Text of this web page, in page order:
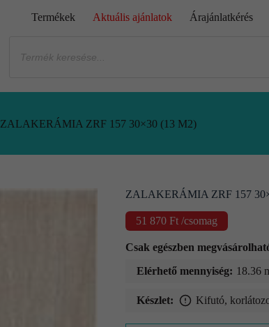
Termékek Aktuális ajánlatok Árajánlatkérés
ZALAKERÁMIA ZRF 157 30×30 (13 M2)
ZALAKERÁMIA ZRF 157
51 870 Ft /csomag
Csak egészben
Elérhető mennyiség: 18.36
Készlet: Kifutó,